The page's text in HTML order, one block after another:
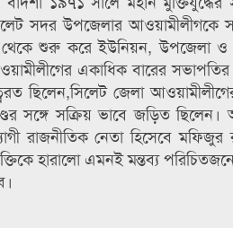
সদর উপজেলার আওয়ামীলীগকে
শুরু করে ইউনিয়ন, উপজেলা ও
একাধিক বারের সভাপতির
জেলা আওয়ামীলীগের
সঙ্গে সক্রিয় ভাবে জড়িত ছিলেন।
রাজনীতিক নেতা হিসেবে মফিজুর
হারালো এমনই মন্তব্য